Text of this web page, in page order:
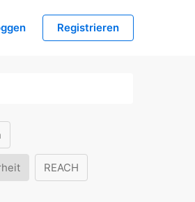
Registrieren
REACH